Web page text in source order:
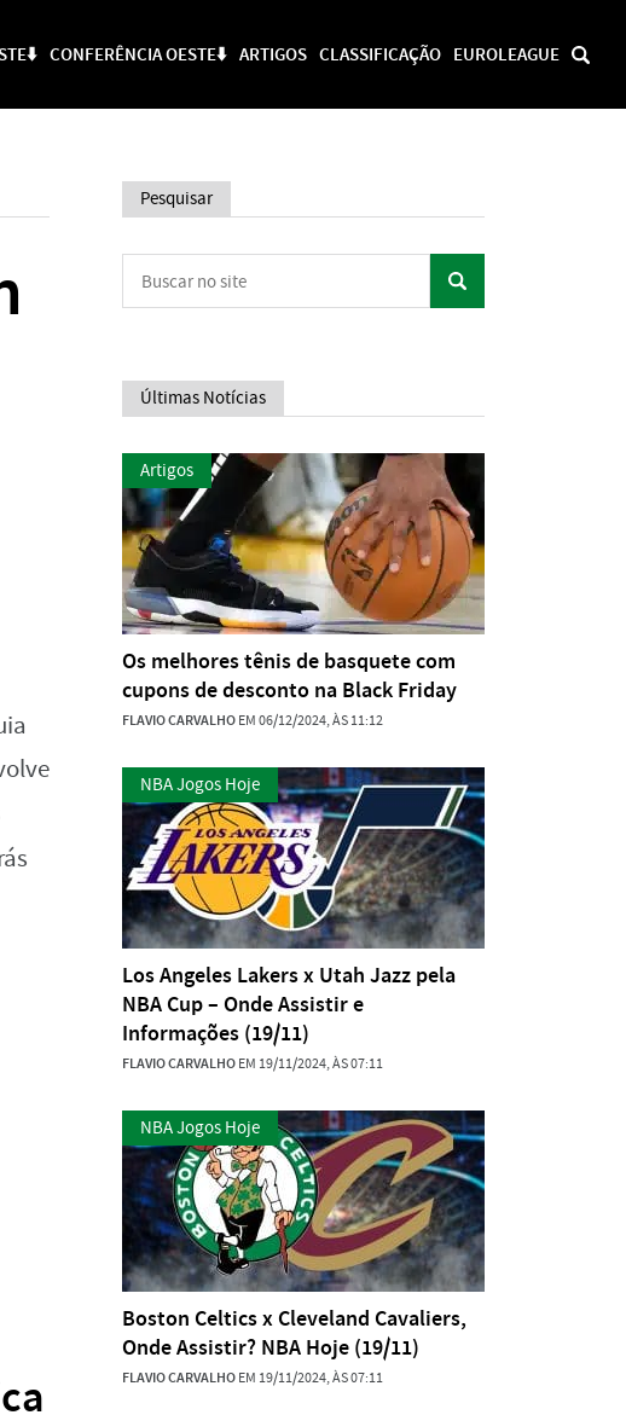
CONFERÊNCIA OESTE⬇️ ARTIGOS CLASSIFICAÇÃO EUROLEAGUE
Pesquisar
Últimas Notícias
Artigos
Os melhores tênis de basquete com
cupons de desconto na Black Friday
FLAVIO CARVALHOEM 06/12/2024, ÀS 11:12
NBA Jogos Hoje
Los Angeles Lakers x Utah Jazz pela
NBA Cup – Onde Assistir e
Informações (19/11)
FLAVIO CARVALHOEM 19/11/2024, ÀS 07:11
NBA Jogos Hoje
Boston Celtics x Cleveland Cavaliers,
Onde Assistir? NBA Hoje (19/11)
FLAVIO CARVALHOEM 19/11/2024, ÀS 07:11